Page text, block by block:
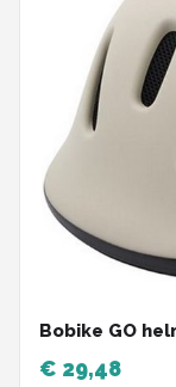
Bobike GO
€ 29,48